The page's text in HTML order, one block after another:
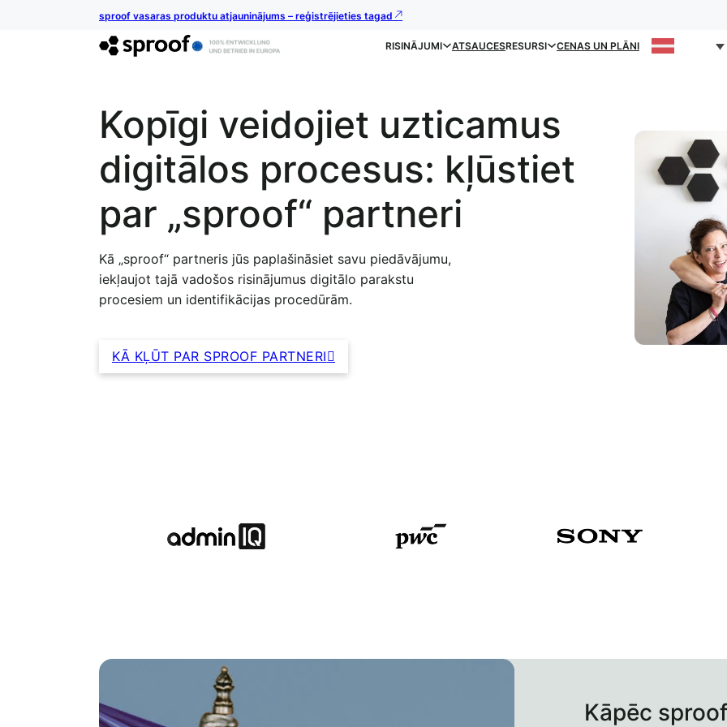
sproof vasaras produktu atjauninājums – reģistrējieties tagad
RISINĀJUMI ATSAUCESRESURSI CENAS UN PLĀNI
Kopīgi veidojiet uzticamus
digitālos procesus: kļūstiet
par „sproof“ partneri
Kā „sproof“ partneris jūs paplašināsiet savu piedāvājumu,
iekļaujot tajā vadošos risinājumus digitālo parakstu
procesiem un identifikācijas procedūrām.
KĀ KĻŪT PAR SPROOF PARTNERI
Kāpēc